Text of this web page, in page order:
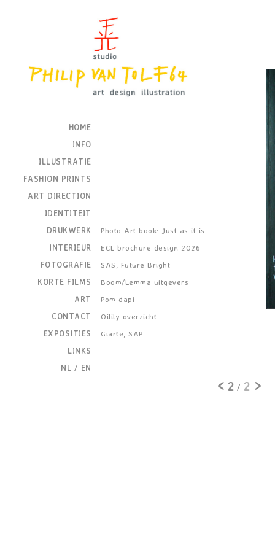
HOME
INFO
ILLUSTRATIE
FASHION PRINTS
ART DIRECTION
IDENTITEIT
DRUKWERK
INTERIEUR
FOTOGRAFIE
KORTE FILMS
ART
CONTACT
EXPOSITIES
LINKS
NL / EN
Photo Art book: Just as it is..
ECL brochure design 2026
SAS, Future Bright
Boom/Lemma uitgevers
Pom dapi
Oilily overzicht
Giarte, SAP
< 2 / 2 >